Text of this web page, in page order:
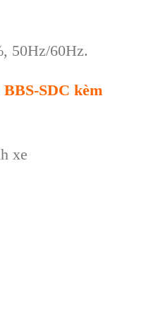
50Hz/60Hz.
SDC kèm
xe